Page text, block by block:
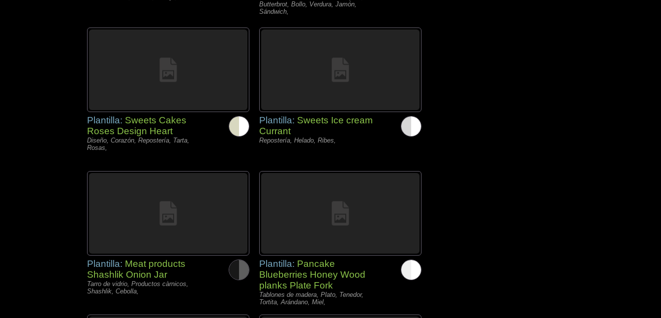
Butterbrot, Bollo, Verdura, Jamón,
Sándwich,
Plantilla: Sweets Cakes
Roses Design Heart
Diseño, Corazón, Repostería, Tarta,
Rosas,
Plantilla: Sweets Ice cream
Currant
Repostería, Helado, Ribes,
Plantilla: Meat products
Shashlik Onion Jar
Tarro de vidrio, Productos càrnicos,
Shashlik, Cebolla,
Plantilla: Pancake
Blueberries Honey Wood
planks Plate Fork
Tablones de madera, Plato, Tenedor,
Tortita, Arándano, Miel,